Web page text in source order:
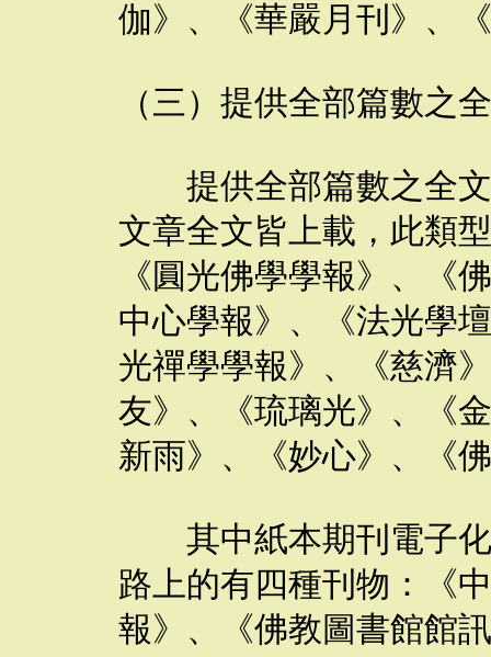
伽》、《華嚴月刊》、
（三）提供全部篇數之
提供全部篇數之全文
文章全文皆上載，此類
《圓光佛學學報》、《
中心學報》、《法光學
光禪學學報》、《慈濟
友》、《琉璃光》、《
新雨》、《妙心》、《
其中紙本期刊電子化
路上的有四種刊物：《
報》、《佛教圖書館館